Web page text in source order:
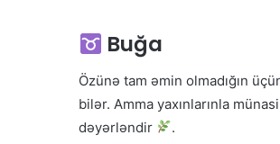
Buğa
Özünə tam əmin olmadığın
bilər. Amma yaxınlarınla
dəyərləndir
.